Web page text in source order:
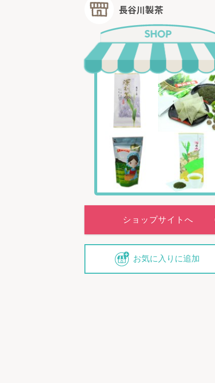
長谷川製茶
お気に入りに追加